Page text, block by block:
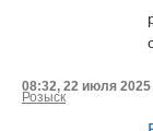
08:32, 22 июля 2025
Розыск